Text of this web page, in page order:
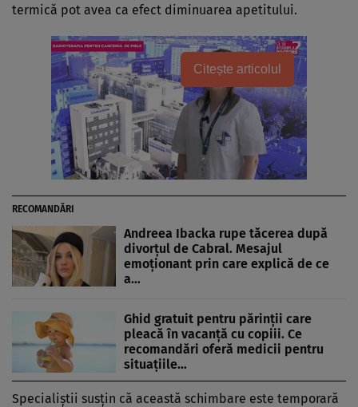
termică pot avea ca efect diminuarea apetitului.
Citește articolul
RECOMANDĂRI
Andreea Ibacka rupe tăcerea după
divorțul de Cabral. Mesajul
emoționant prin care explică de ce
a…
Ghid gratuit pentru părinții care
pleacă în vacanță cu copiii. Ce
recomandări oferă medicii pentru
situațiile…
Specialiștii susțin că această schimbare este temporară